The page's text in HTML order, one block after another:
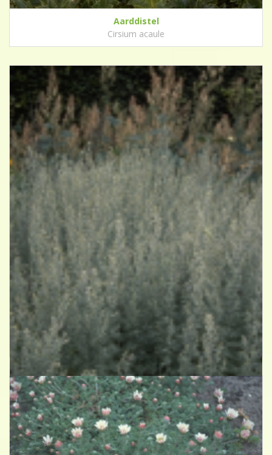
Aarddistel
Cirsium acaule
Absintalsem
Artemisia absinthium